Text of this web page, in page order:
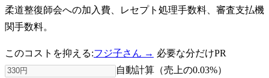
柔道整復師会への加入費、レセプト処理手数料、審査支払機
関手数料。
このコストを抑える:フジ子さん → 必要な分だけPR
自動計算（売上の0.03%）